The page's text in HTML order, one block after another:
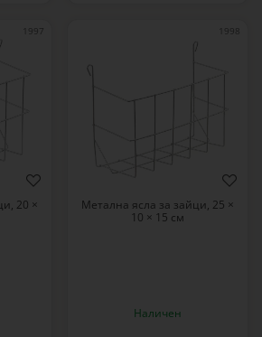
1997
20 ×
1998
Метална ясла за зайци, 25 ×
10 × 15 см
Наличен